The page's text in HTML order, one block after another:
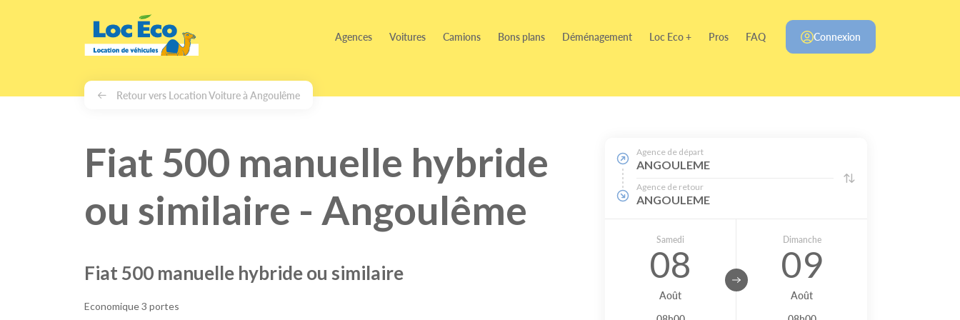
Agences Voitures Camions Bons plans Déménagement Loc Eco + Pros FAQ Connexion
Retour vers Location Voiture à Angoulême
Fiat 500 manuelle hybride
ou similaire - Angoulême
Fiat 500 manuelle hybride ou similaire
Economique 3 portes
Agence de départ
ANGOULEME
Agence de retour
ANGOULEME
Samedi
08
Août
Dimanche
09
Août